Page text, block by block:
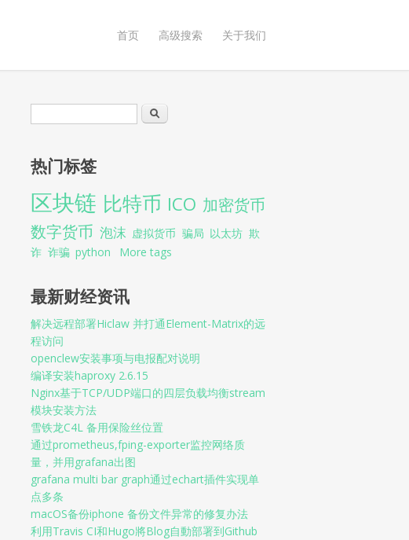
首页 高级搜索 关于我们
搜索表单 搜索
热门标签
区块链 比特币 ICO 加密货币
数字货币 泡沫 虚拟货币 骗局 以太坊 欺
诈 诈骗 python More tags
最新财经资讯
解决远程部署Hiclaw 并打通Element-Matrix的远
程访问
openclew安装事项与电报配对说明
编译安装haproxy 2.6.15
Nginx基于TCP/UDP端口的四层负载均衡stream
模块安装方法
雪铁龙C4L 备用保险丝位置
通过prometheus,fping-exporter监控网络质
量，并用grafana出图
grafana multi bar graph通过echart插件实现单
点多条
macOS备份iphone 备份文件异常的修复办法
利用Travis CI和Hugo將Blog自動部署到Github